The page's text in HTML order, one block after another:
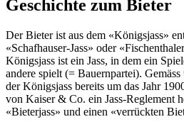
Geschichte zum Bieter
Der Bieter ist aus dem «Königsjass»
«Schafhauser-Jass» oder
Königsjass ist ein Jass, in dem ein
andere spielt (= Bauernpartei).
der Königsjass bereits um das Jahr
von Kaiser & Co. ein Jass-Reglement
«Bieterjass» und einen «verrückten